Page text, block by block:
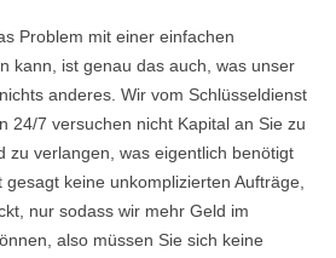
Problem mit einer einfachen
kann, ist genau das auch, was unser
anderes. Wir vom Schlüsseldienst
24/7 versuchen nicht Kapital an Sie zu
zu verlangen, was eigentlich benötigt
keine unkomplizierten Aufträge,
nur sodass wir mehr Geld im
also müssen Sie sich keine